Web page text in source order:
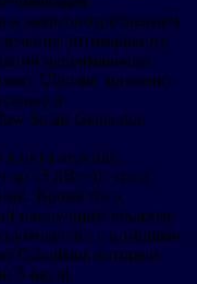
энергопотреблением
оптимального
максимальных
Ultimate дополнит
и
Smart Generator.
пяти версиях,
15 кВт·ч), что в
Кроме того,
наилучшим образом
с помощью
Calculator, который
5 июля.